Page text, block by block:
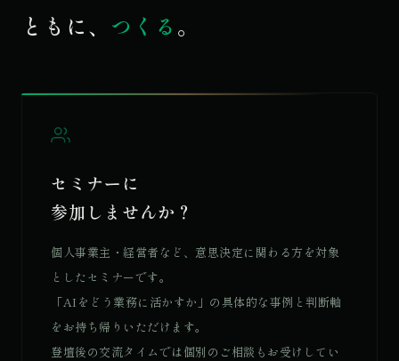
ともに、 つくる 。
セミナーに
参加しませんか？
個人事業主・経営者など、意思決定に関わる方を対象
としたセミナーです。
「AIをどう業務に活かすか」の具体的な事例と判断軸
をお持ち帰りいただけます。
登壇後の交流タイムでは個別のご相談もお受けしてい